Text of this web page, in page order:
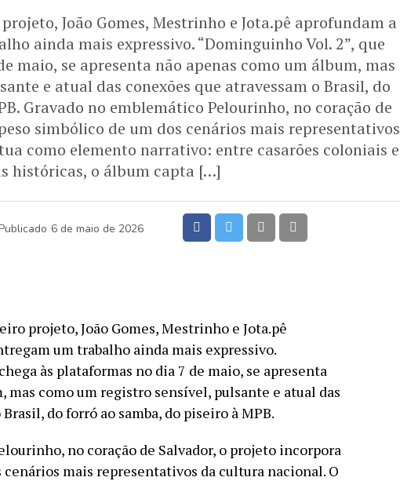
João Gomes, Mestrinho e Jota.pê aprofundam a
ainda mais expressivo. “Dominguinho Vol. 2”, que
maio, se apresenta não apenas como um álbum, mas
e atual das conexões que atravessam o Brasil, do
Gravado no emblemático Pelourinho, no coração de
simbólico de um dos cenários mais representativos
como elemento narrativo: entre casarões coloniais e
históricas, o álbum capta […]
6 de maio de 2026
projeto, João Gomes, Mestrinho e Jota.pê
um trabalho ainda mais expressivo.
às plataformas no dia 7 de maio, se apresenta
mas como um registro sensível, pulsante e atual das
do forró ao samba, do piseiro à MPB.
no coração de Salvador, o projeto incorpora
cenários mais representativos da cultura nacional. O